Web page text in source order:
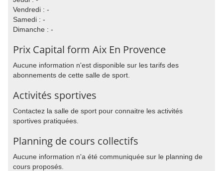
Vendredi : -
Samedi : -
Dimanche : -
Prix Capital form Aix En Provence
Aucune information n'est disponible sur les tarifs des
abonnements de cette salle de sport.
Activités sportives
Contactez la salle de sport pour connaitre les activités
sportives pratiquées.
Planning de cours collectifs
Aucune information n'a été communiquée sur le planning de
cours proposés.